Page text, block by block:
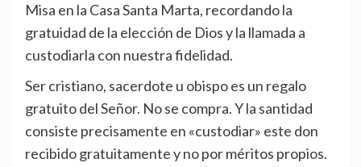
Misa en la Casa Santa Marta, recordando la
gratuidad de la elección de Dios y la llamada a
custodiarla con nuestra fidelidad.
Ser cristiano, sacerdote u obispo es un regalo
gratuito del Señor. No se compra. Y la santidad
consiste precisamente en «custodiar» este don
recibido gratuitamente y no por méritos propios.